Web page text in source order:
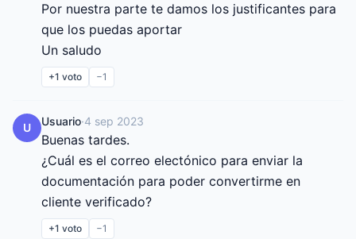
Por nuestra parte te damos los justificantes para
que los puedas aportar
Un saludo
+1 voto −1
U Usuario·4 sep 2023
Buenas tardes.
¿Cuál es el correo electónico para enviar la
documentación para poder convertirme en
cliente verificado?
+1 voto −1